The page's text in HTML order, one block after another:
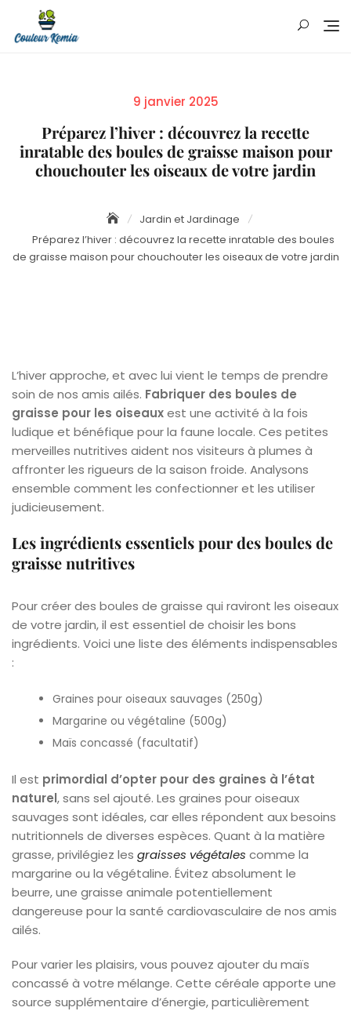
content
Posted
9 janvier 2025
Préparez l’hiver : découvrez la recette
inratable des boules de graisse maison pour
chouchouter les oiseaux de votre jardin
Jardin et Jardinage
Préparez l’hiver : découvrez la recette inratable des boules
de graisse maison pour chouchouter les oiseaux de votre jardin
L’hiver approche, et avec lui vient le temps de prendre
soin de nos amis ailés. Fabriquer des boules de
graisse pour les oiseauxest une activité à la fois
ludique et bénéfique pour la faune locale. Ces petites
merveilles nutritives aident nos visiteurs à plumes à
affronter les rigueurs de la saison froide. Analysons
ensemble comment les confectionner et les utiliser
judicieusement.
Les ingrédients essentiels pour des boules de
graisse nutritives
Pour créer des boules de graisse qui raviront les oiseaux
de votre jardin, il est essentiel de choisir les bons
ingrédients. Voici une liste des éléments indispensables
:
Graines pour oiseaux sauvages (250g)
Margarine ou végétaline (500g)
Maïs concassé (facultatif)
Il est primordial d’opter pour des graines à l’état
naturel, sans sel ajouté. Les graines pour oiseaux
sauvages sont idéales, car elles répondent aux besoins
nutritionnels de diverses espèces. Quant à la matière
grasse, privilégiez les graisses végétales comme la
margarine ou la végétaline. Évitez absolument le
beurre, une graisse animale potentiellement
dangereuse pour la santé cardiovasculaire de nos amis
ailés.
Pour varier les plaisirs, vous pouvez ajouter du maïs
concassé à votre mélange. Cette céréale apporte une
source supplémentaire d’énergie, particulièrement